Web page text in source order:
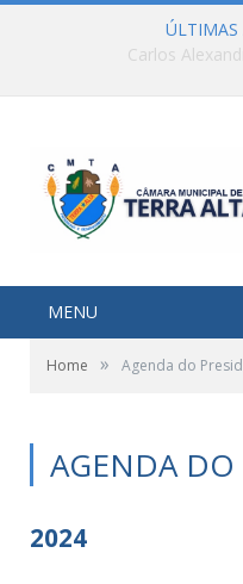
ÚLTIMAS
Carlos
MENU
Home » Agenda do
AGENDA DO
2024